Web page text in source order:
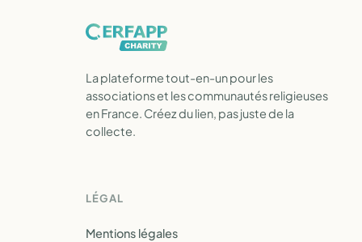
La plateforme tout-en-un pour les
associations et les communautés religieuses
en France. Créez du lien, pas juste de la
collecte.
LÉGAL
Mentions légales